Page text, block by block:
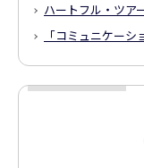
ハートフル・ツア
「コミュニケー